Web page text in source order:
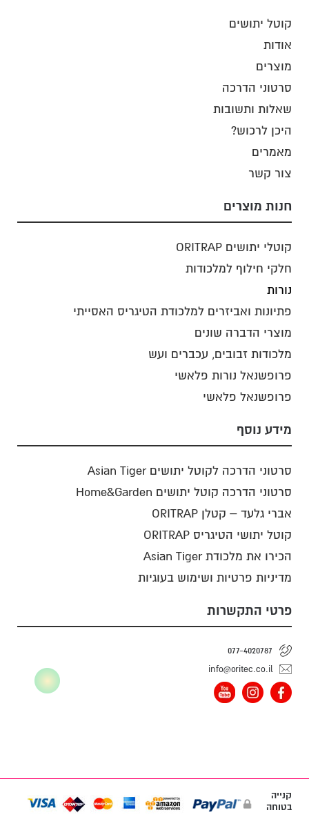
קוטל יתושים
אודות
מוצרים
סרטוני הדרכה
שאלות ותשובות
היכן לרכוש?
מאמרים
צור קשר
חנות מוצרים
קוטלי יתושים ORITRAP
חלקי חילוף למלכודות
נורות
פתיונות ואביזרים למלכודת הטיגריס האסייתי
מוצרי הדברה שונים
מלכודות זבובים, עכברים ועש
פרופשנאל נורות פלאשי
פרופשנאל פלאשי
מידע נוסף
סרטוני הדרכה לקוטל יתושים Asian Tiger
סרטוני הדרכה קוטל יתושים Home&Garden
אברי גלעד – קטלן ORITRAP
קוטל יתושי הטיגריס ORITRAP
הכירו את מלכודת Asian Tiger
מדיניות פרטיות ושימוש בעוגיות
פרטי התקשרות
077-4020787
info@oritec.co.il
קנייה
בטוחה